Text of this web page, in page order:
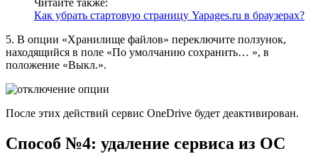
Читайте также:
Как убрать стартовую страницу Yapages.ru в браузерах?
5. В опции «Хранилище файлов» переключите ползунок,
находящийся в поле «По умолчанию сохранить… », в
положение «Выкл.».
После этих действий сервис OneDrive будет деактивирован.
Способ №4: удаление сервиса из ОС